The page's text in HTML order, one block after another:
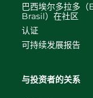
巴西埃尔多拉多
Brasil）在社区
认证
可持续发展报告
与投资者的关系